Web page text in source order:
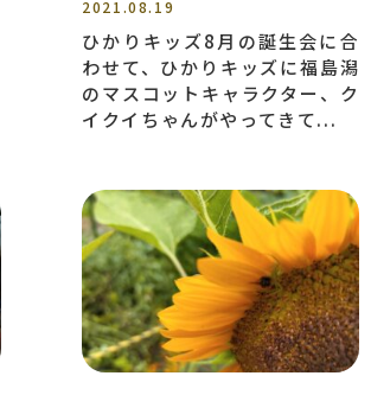
2021.08.19
ひかりキッズ8月の誕生会に合
わせて、ひかりキッズに福島潟
のマスコットキャラクター、ク
イクイちゃんがやってきて...